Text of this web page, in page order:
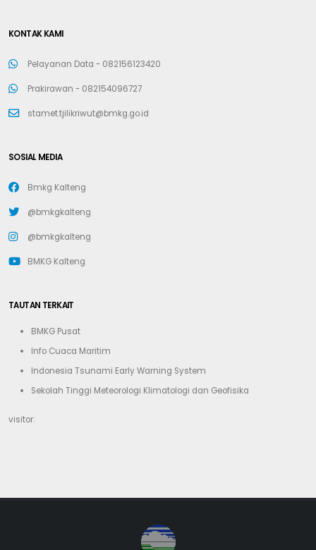
KONTAK KAMI
Pelayanan Data - 082156123420
Prakirawan - 082154096727
stamet.tjilikriwut@bmkg.go.id
SOSIAL MEDIA
Bmkg Kalteng
@bmkgkalteng
@bmkgkalteng
BMKG Kalteng
TAUTAN TERKAIT
BMKG Pusat
Info Cuaca Maritim
Indonesia Tsunami Early Warning System
Sekolah Tinggi Meteorologi Klimatologi dan Geofisika
visitor: